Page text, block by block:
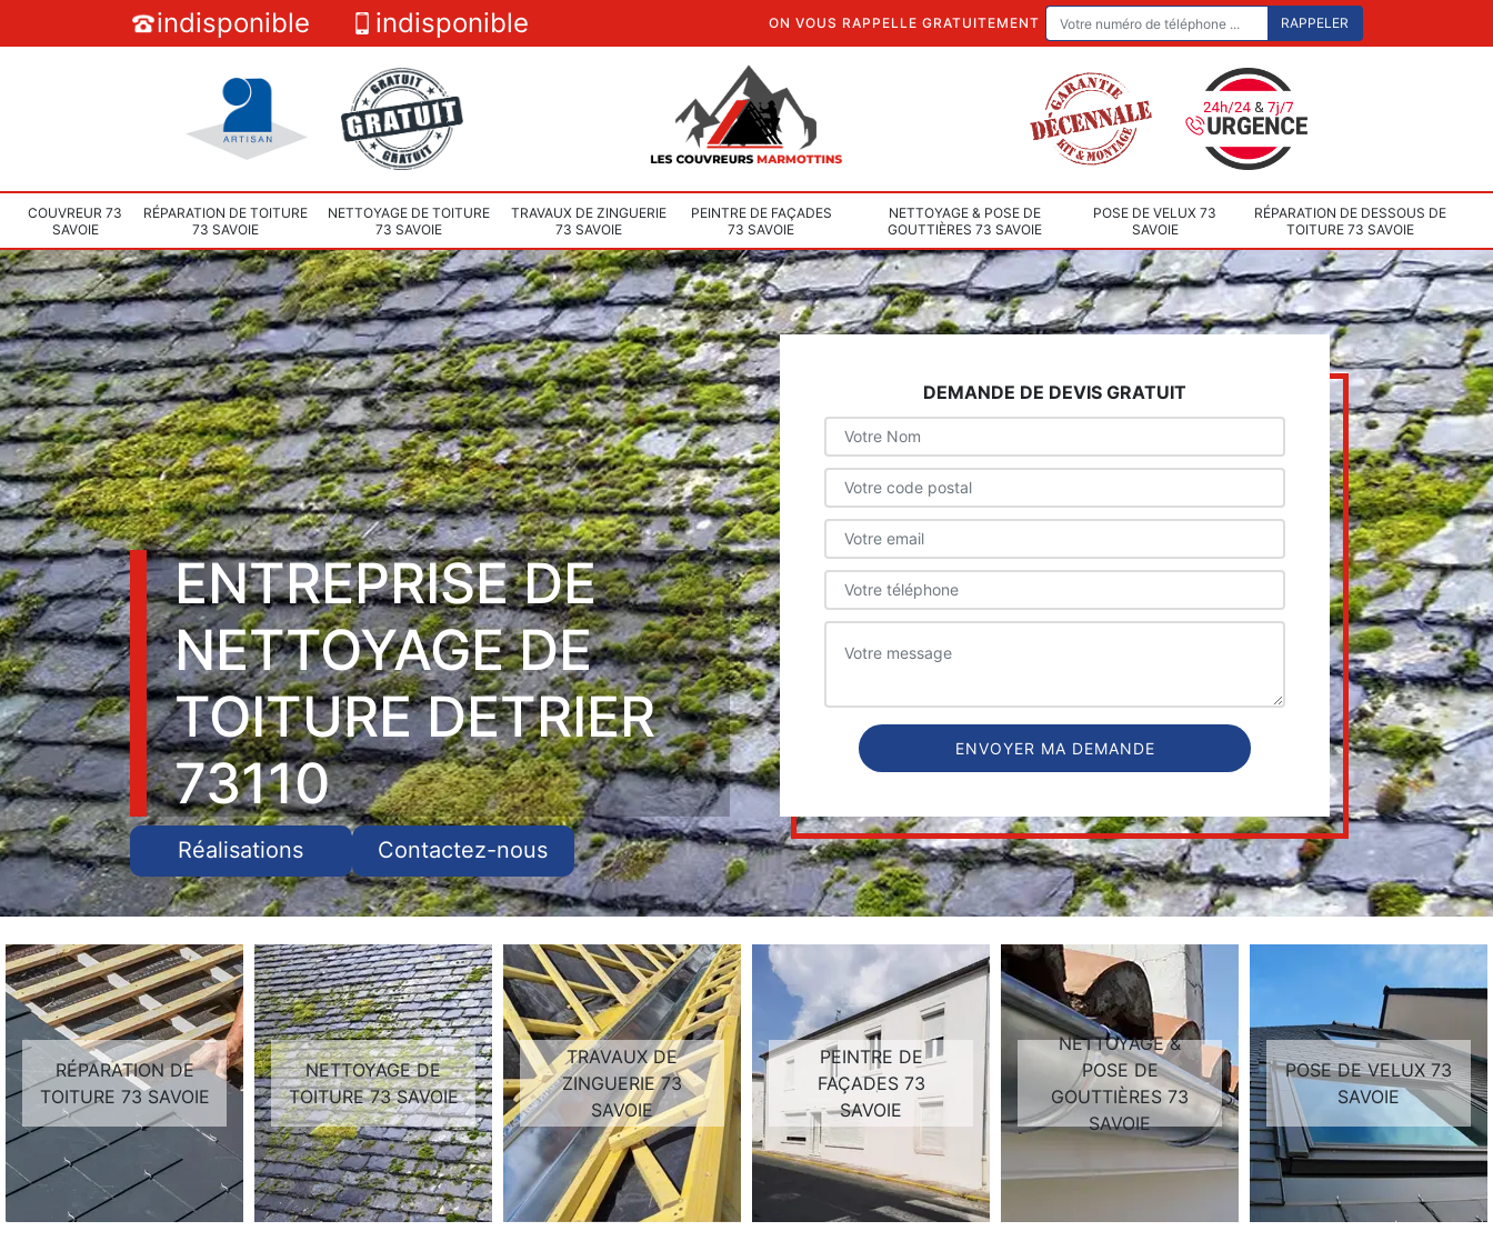
indisponible indisponible ON VOUS RAPPELLE GRATUITEMENT
COUVREUR 73
SAVOIE
RÉPARATION DE TOITURE
73 SAVOIE
NETTOYAGE DE TOITURE
73 SAVOIE
TRAVAUX DE ZINGUERIE
73 SAVOIE
PEINTRE DE FAÇADES
73 SAVOIE
NETTOYAGE & POSE DE
GOUTTIÈRES 73 SAVOIE
POSE DE VELUX 73
SAVOIE
RÉPARATION DE DESSOUS DE
TOITURE 73 SAVOIE
ENTREPRISE DE
NETTOYAGE DE
TOITURE DETRIER
73110
Réalisations Contactez-nous
DEMANDE DE DEVIS GRATUIT
RÉPARATION DE
TOITURE 73 SAVOIE
NETTOYAGE DE
TOITURE 73 SAVOIE
TRAVAUX DE
ZINGUERIE 73
SAVOIE
PEINTRE DE
FAÇADES 73
SAVOIE
NETTOYAGE &
POSE DE
GOUTTIÈRES 73
SAVOIE
POSE DE VELUX 73
SAVOIE